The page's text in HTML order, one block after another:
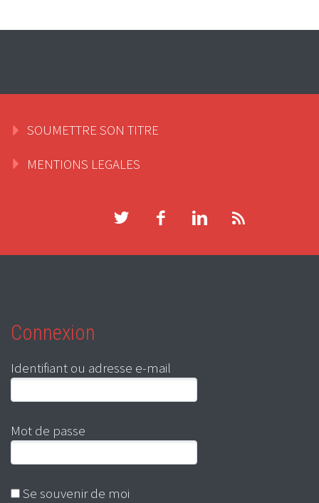
SOUMETTRE SON TITRE
MENTIONS LEGALES
Connexion
Identifiant ou adresse e-mail
Mot de passe
Se souvenir de moi